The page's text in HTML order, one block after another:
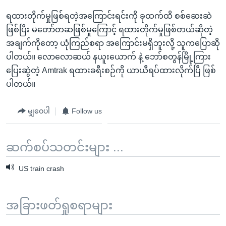
ရထားတိုက်မှုဖြစ်ရတဲ့အကြောင်းရင်းကို ခုထက်ထိ စစ်ဆေးဆဲ
ဖြစ်ပြီး မတော်တဆဖြစ်မှုကြောင့် ရထားတိုက်မှုဖြစ်တယ်ဆိုတဲ့
အချက်ကိုတော့ ယုံကြည်စရာ အကြောင်းမရှိဘူးလို့ သူကပြောဆို
ပါတယ်။ လောလောဆယ် နယူးယောက် နဲ့ ဘော်စတွန်မြို့ကြား
ပြေးဆွဲတဲ့ Amtrak ရထားခရီးစဉ်ကို ယာယီရပ်ထားလိုက်ပြီ ဖြစ်
ပါတယ်။
မျှဝေပါ Follow us
ဆက်စပ်သတင်းများ ...
US train crash
အခြားဖတ်ရှုစရာများ